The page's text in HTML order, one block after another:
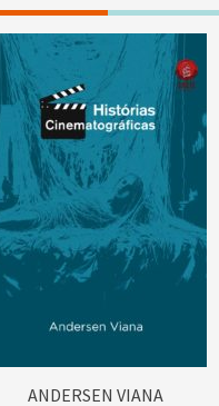
ANDERSEN VIANA